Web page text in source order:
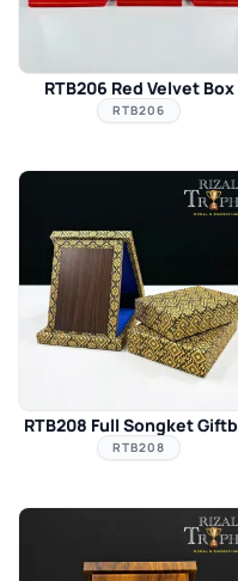
RTB206 Red Velvet Box
RTB206
RTB208